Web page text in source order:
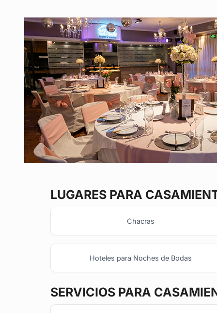
LUGARES PARA
Chacras
Hoteles para Noches de Bodas
SERVICIOS PARA